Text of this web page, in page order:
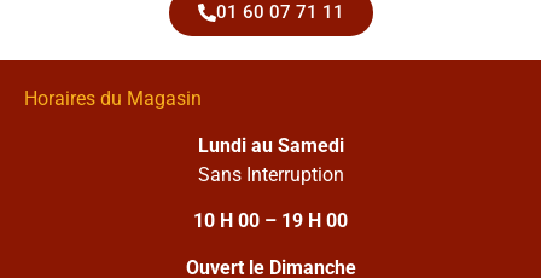
01 60 07 71 11
Horaires du Magasin
Lundi au Samedi
Sans Interruption
10 H 00 – 19 H 00
Ouvert le Dimanche